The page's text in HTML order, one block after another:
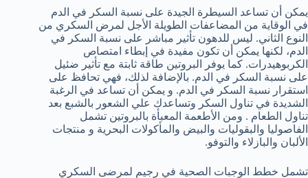
يمكن أن تساعد السيطرة الجيدة على نسبة السكر في الدم
في الوقاية من المضاعفات الطويلة الأجل لمرض السكري من
النوع الثاني. ليس للدهون تأثير مباشر على نسبة السكر في
الدم، لكنها يمكن أن تكون مفيدة في إبطاء امتصاص
الكربوهيدرات. كما يوفر البروتين طاقة ثابتة مع تأثير ضئيل
على نسبة السكر في الدم. بالإضافة لذلك، فهي تحافظ على
استقرار نسبة السكر في الدم. و يمكن أن تساعد في الرغبة
الشديدة في تناول السكر وتساعدك علي الشعور بالشبع بعد
تناول الطعام . ومن الأطعمة المعبأة بالبروتين تشمل
الفاصوليا والبقوليات والبيض والمأكولات البحرية و منتجات
الألبان والبازلاء والتوفو.
تشمل خطط الوجبات الصحية في رجيم لمرضى السكري